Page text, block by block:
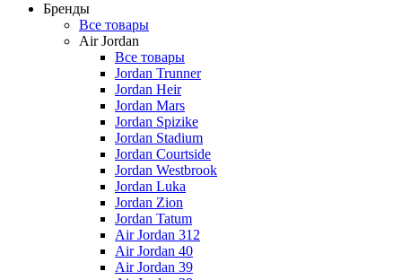
Бренды
Все товары
Air Jordan
Все товары
Jordan Trunner
Jordan Heir
Jordan Mars
Jordan Spizike
Jordan Stadium
Jordan Courtside
Jordan Westbrook
Jordan Luka
Jordan Zion
Jordan Tatum
Air Jordan 312
Air Jordan 40
Air Jordan 39